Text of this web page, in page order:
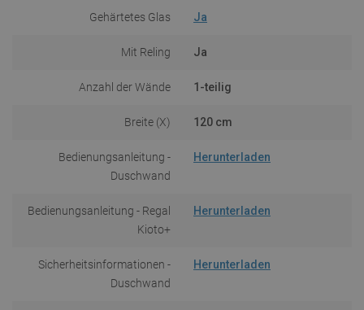
Gehärtetes Glas Ja
Mit Reling Ja
Anzahl der Wände 1-teilig
Breite (X) 120 cm
Bedienungsanleitung -
Duschwand
Herunterladen
Bedienungsanleitung - Regal
Kioto+
Herunterladen
Sicherheitsinformationen -
Duschwand
Herunterladen